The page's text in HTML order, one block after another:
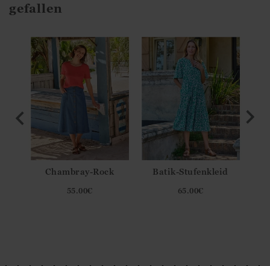
gefallen
Chambray-Rock
55.00€
Batik-Stufenkleid
65.00€